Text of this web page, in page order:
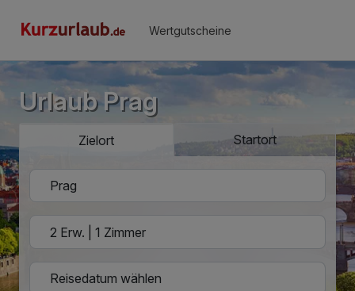
Wertgutscheine
Urlaub Prag
Zielort Startort